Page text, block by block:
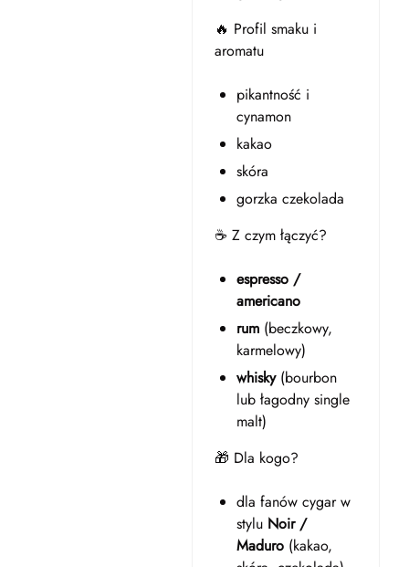
🔥 Profil smaku i
aromatu
pikantność i
cynamon
kakao
skóra
gorzka czekolada
☕ Z czym łączyć?
espresso /
americano
rum(beczkowy,
karmelowy)
whisky(bourbon
lub łagodny single
malt)
🎁 Dla kogo?
dla fanów cygar w
stylu Noir /
Maduro(kakao,